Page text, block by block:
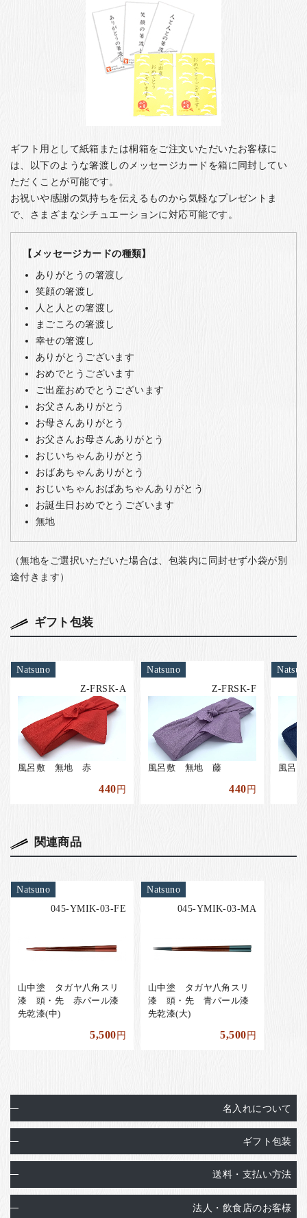
ギフト用として紙箱または桐箱をご注文いただいたお客様に
は、以下のような箸渡しのメッセージカードを箱に同封してい
ただくことが可能です。
お祝いや感謝の気持ちを伝えるものから気軽なプレゼントま
で、さまざまなシチュエーションに対応可能です。
【メッセージカードの種類】
ありがとうの箸渡し
笑顔の箸渡し
人と人との箸渡し
まごころの箸渡し
幸せの箸渡し
ありがとうございます
おめでとうございます
ご出産おめでとうございます
お父さんありがとう
お母さんありがとう
お父さんお母さんありがとう
おじいちゃんありがとう
おばあちゃんありがとう
おじいちゃんおばあちゃんありがとう
お誕生日おめでとうございます
無地
（無地をご選択いただいた場合は、包装内に同封せず小袋が別
途付きます）
ギフト包装
Natsuno
Z-FRSK-A
風呂敷 無地 赤
440円
Natsuno
Z-FRSK-F
風呂敷 無地 藤
440円
風呂
関連商品
Natsuno
045-YMIK-03-FE
山中塗 タガヤ八角スリ
漆 頭・先 赤パール漆
先乾漆(中)
5,500円
Natsuno
045-YMIK-03-MA
山中塗 タガヤ八角スリ
漆 頭・先 青パール漆
先乾漆(大)
5,500円
名入れについて
ギフト包装
送料・支払い方法
法人・飲食店のお客様